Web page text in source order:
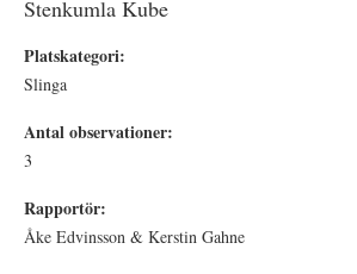
Stenkumla Kube
Platskategori:
Slinga
Antal observationer:
3
Rapportör:
Åke Edvinsson & Kerstin Gahne